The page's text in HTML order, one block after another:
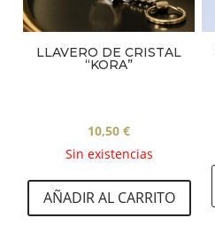
LLAVERO DE CRISTAL
“KORA”
10,50€
Sin existencias
AÑADIR AL CARRITO